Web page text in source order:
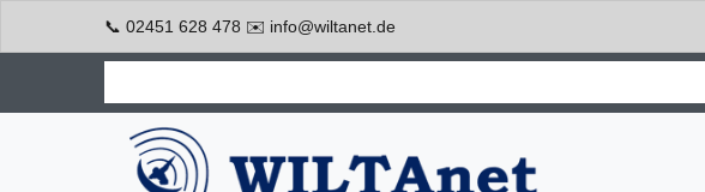
📞 02451 628 478 ✉️ info@wiltanet.de